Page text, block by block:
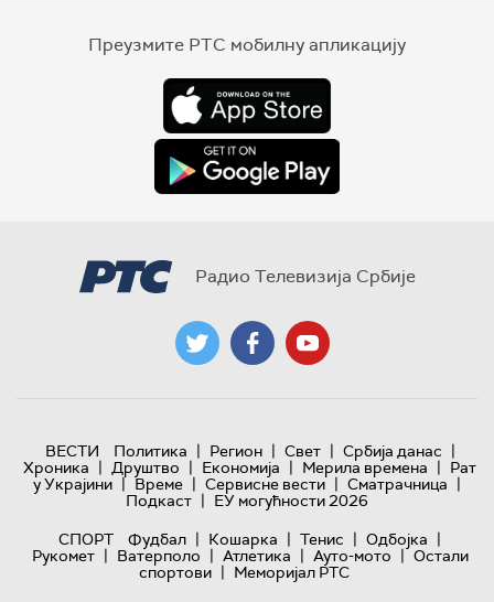
Преузмите РТС мобилну апликацију
Радио Телевизија Србије
ВЕСТИ Политика | Регион | Свет | Србија данас |
Хроника | Друштво | Економија | Мерила времена | Рат
у Украјини | Време | Сервисне вести | Сматрачница |
Подкаст | ЕУ могућности 2026
СПОРТ
Фудбал | Кошарка | Тенис | Одбојка |
Рукомет | Ватерполо | Атлетика | Ауто-мото | Остали
спортови | Меморијал РТС